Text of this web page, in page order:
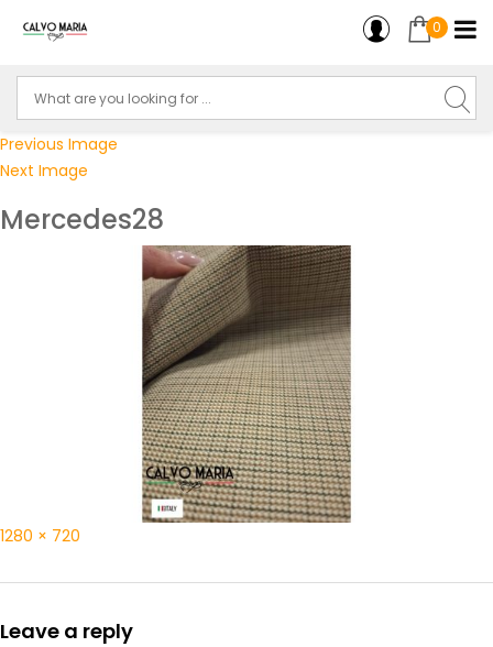
0
Previous Image
Next Image
Mercedes28
1280 × 720
Leave a reply